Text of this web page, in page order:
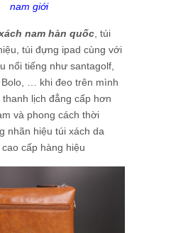
nam giới
nam hàn quốc , túi
túi đựng ipad cùng với
nổi tiếng như santagolf,
… khi đeo trên mình
lịch đẳng cấp hơn
và phong cách thời
nhãn hiệu túi xách da
cấp hàng hiệu